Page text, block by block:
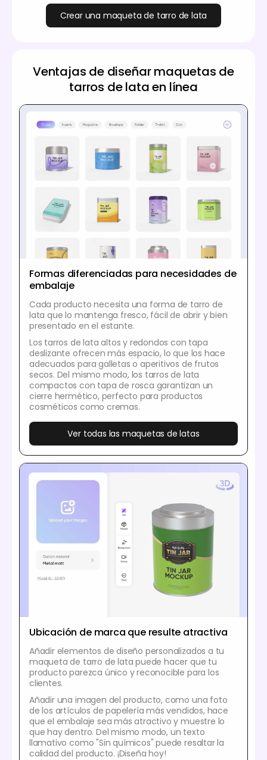
Crear una maqueta de tarro de lata
Ventajas de diseñar maquetas de
tarros de lata en línea
Formas diferenciadas para necesidades de
embalaje
Cada producto necesita una forma de tarro de
lata que lo mantenga fresco, fácil de abrir y bien
presentado en el estante.
Los tarros de lata altos y redondos con tapa
deslizante ofrecen más espacio, lo que los hace
adecuados para galletas o aperitivos de frutos
secos. Del mismo modo, los tarros de lata
compactos con tapa de rosca garantizan un
cierre hermético, perfecto para productos
cosméticos como cremas.
Ver todas las maquetas de latas
Ubicación de marca que resulte atractiva
Añadir elementos de diseño personalizados a tu
maqueta de tarro de lata puede hacer que tu
producto parezca único y reconocible para los
clientes.
Añadir una imagen del producto, como una foto
de los artículos de papelería más vendidos, hace
que el embalaje sea más atractivo y muestre lo
que hay dentro. Del mismo modo, un texto
llamativo como "Sin químicos" puede resaltar la
calidad del producto. ¡Diseña hoy!